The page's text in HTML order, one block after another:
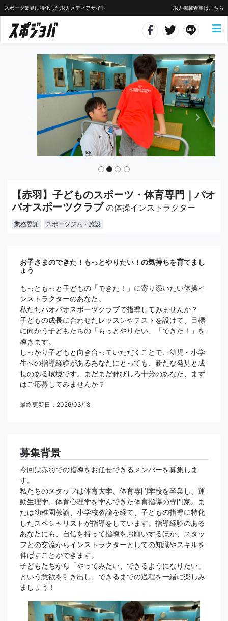
スポーツ業界に特化した求人メディアサイト 求人掲載希望はこちら
【赤羽】子どものスポーツ・体育専門｜パオ
パオスポーツクラブの体操インストラクター
業務委託 スポーツジム・施設
お子さまのできた！もっとやりたい！の気持ちを育てまし
ょう
もっともっと子どもの「できた！」に寄り添いたい体操イ
ンストラクターのあなた。
私たちパオパオスポーツクラブで指導してみませんか？
子どもの成長に合わせたレッスンやテストを設けて、目標
に向かう子どもたちの「もっとやりたい」「できた！」を
導きます。
しっかり子どもと向き合っていただくことで、幼児～小学
生への指導経験があるあなたにとっても、新たな発見と成
長のある環境です。まだまだ伸びしろ十分のあなた、まず
はご応募してみませんか？
最終更新日：2026/03/18
募集背景
今回は赤羽での指導をお任せできるメンバーを募集しま
す。
私たちのスタッフは体育大学、体育専門学校を卒業し、運
動生理学、体育心理学を学んできた体育指導の専門家。ま
たは幼稚園教諭、小学校教諭を経て、子どもの指導に特化
したスペシャリストが指導をしています。指導経験のある
あなたにも、自信を持って指導をお願いするほか、スタッ
フとの交流からインストラクターとしての知識やスキルを
伸ばすことができます。
子どもたちから「やってみたい、できるようになりたい」
という意欲を引き出し、できるまでの過程を一緒に楽しみ
ましょう！